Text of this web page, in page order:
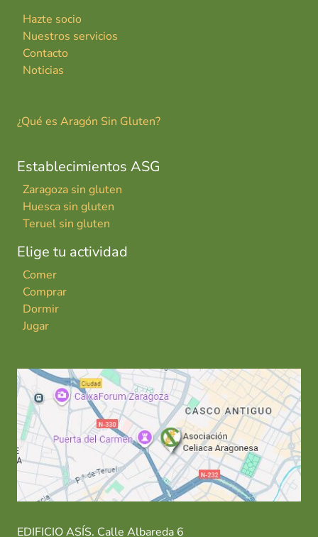
Hazte socio
Nuestros servicios
Contacto
Noticias
¿Qué es Aragón Sin Gluten?
Establecimientos ASG
Zaragoza sin gluten
Huesca sin gluten
Teruel sin gluten
Elige tu actividad
Comer
Comprar
Dormir
Jugar
EDIFICIO ASÍS. Calle Albareda 6